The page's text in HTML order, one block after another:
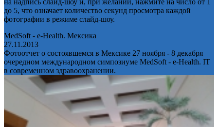
на надпись слайд-шоу и, при желании, нажмите на число от 1
до 5, что означает количество секунд просмотра каждой
фотографии в режиме слайд-шоу.
MedSoft - e-Health. Мексика
27.11.2013
Фотоотчет о состоявшемся в Мексике 27 ноября - 8 декабря
очередном международном симпозиуме MedSoft - e-Health. IT
в современном здравоохранении.